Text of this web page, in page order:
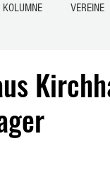
KOLUMNE VEREINE
Himmelsberg